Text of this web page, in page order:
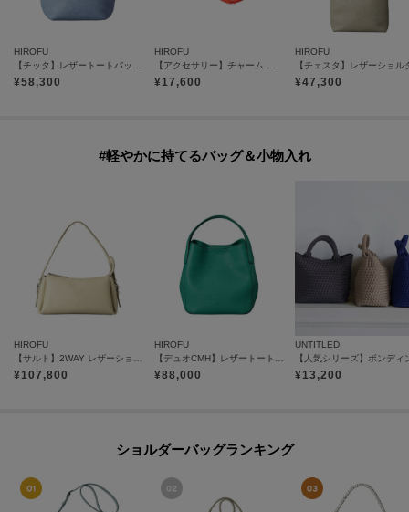
HIROFU
¥58,300
HIROFU
¥17,600
HIROFU
¥47,300
#軽やかに持てるバッグ＆小物入れ
HIROFU
【サルト】2WAY レザーショルダーバッグ S 本革（商品番号：P25-35520）
¥107,800
HIROFU
【デュオCMH】レザートートバッグ S 本革（商品番号：P25-35434）
¥88,000
UNTITLED
¥13,200
ショルダーバッグランキング